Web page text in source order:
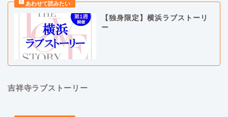
【独身限定】横浜ラブストーリ
ー
吉祥寺ラブストーリー